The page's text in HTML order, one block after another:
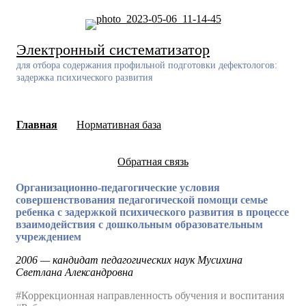
Электронный систематизатор
для отбора содержания профильной подготовки дефектологов:
задержка психического развития
Главная Нормативная база
Обратная связь
Организационно-педагогические условия
совершенствования педагогической помощи семье
ребенка с задержкой психического развития в процессе
взаимодействия с дошкольным образовательным
учреждением
2006 — кандидат педагогических наук Мусихина
Светлана Александровна
#Коррекционная направленность обучения и воспитания